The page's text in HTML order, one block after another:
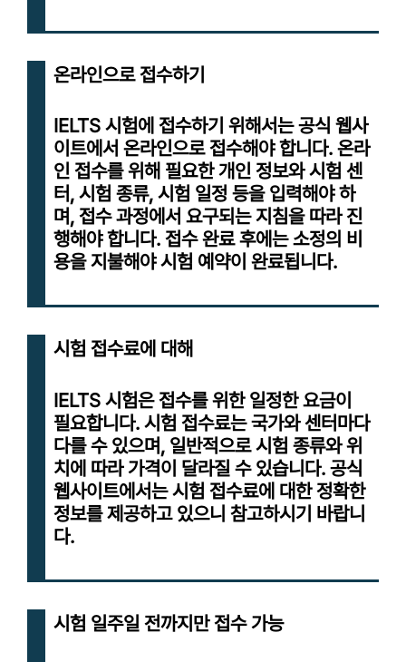
온라인으로 접수하기
IELTS 시험에 접수하기 위해서는 공식 웹사
이트에서 온라인으로 접수해야 합니다. 온라
인 접수를 위해 필요한 개인 정보와 시험 센
터, 시험 종류, 시험 일정 등을 입력해야 하
며, 접수 과정에서 요구되는 지침을 따라 진
행해야 합니다. 접수 완료 후에는 소정의 비
용을 지불해야 시험 예약이 완료됩니다.
시험 접수료에 대해
IELTS 시험은 접수를 위한 일정한 요금이
필요합니다. 시험 접수료는 국가와 센터마다
다를 수 있으며, 일반적으로 시험 종류와 위
치에 따라 가격이 달라질 수 있습니다. 공식
웹사이트에서는 시험 접수료에 대한 정확한
정보를 제공하고 있으니 참고하시기 바랍니
다.
시험 일주일 전까지만 접수 가능